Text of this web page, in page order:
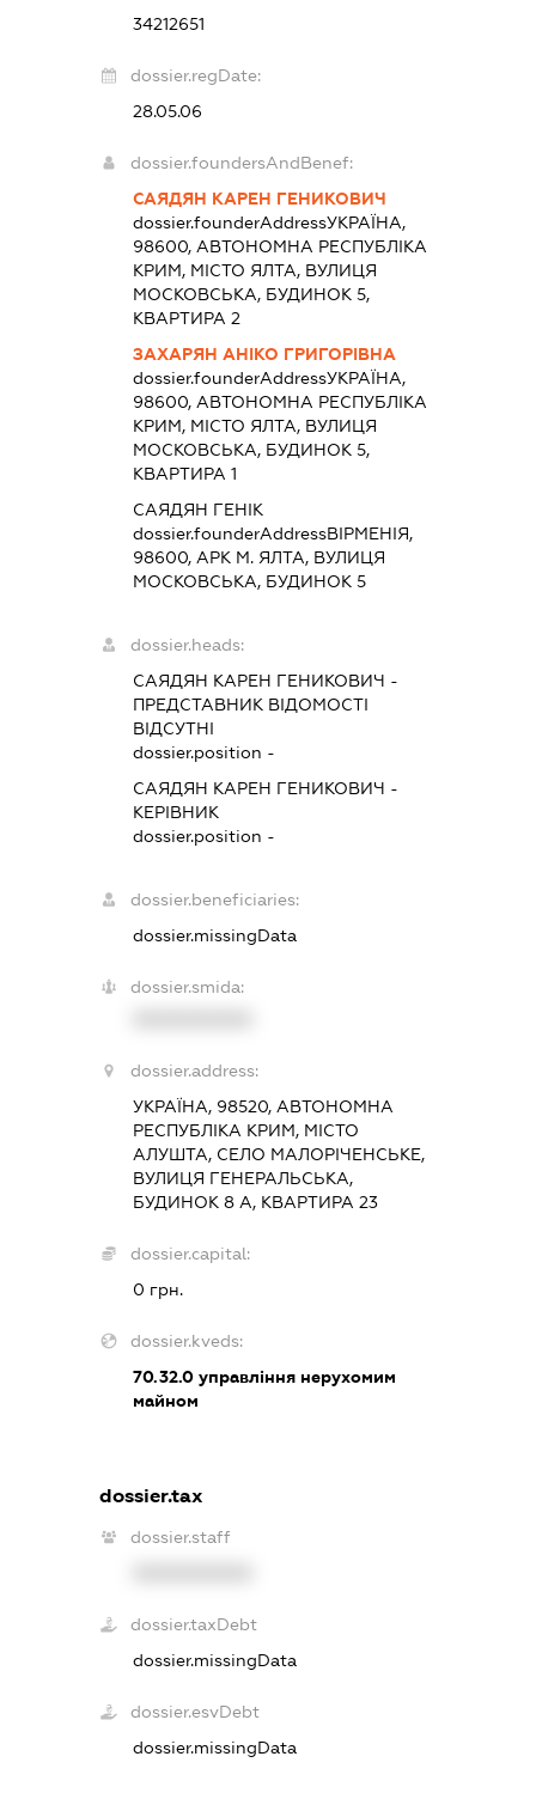
34212651
dossier.regDate:
28.05.06
dossier.foundersAndBenef:
САЯДЯН КАРЕН ГЕНИКОВИЧ
dossier.founderAddressУКРАЇНА,
98600, АВТОНОМНА РЕСПУБЛІКА
КРИМ, МІСТО ЯЛТА, ВУЛИЦЯ
МОСКОВСЬКА, БУДИНОК 5,
КВАРТИРА 2
ЗАХАРЯН АНІКО ГРИГОРІВНА
dossier.founderAddressУКРАЇНА,
98600, АВТОНОМНА РЕСПУБЛІКА
КРИМ, МІСТО ЯЛТА, ВУЛИЦЯ
МОСКОВСЬКА, БУДИНОК 5,
КВАРТИРА 1
САЯДЯН ГЕНІК
dossier.founderAddressВІРМЕНІЯ,
98600, АРК М. ЯЛТА, ВУЛИЦЯ
МОСКОВСЬКА, БУДИНОК 5
dossier.heads:
САЯДЯН КАРЕН ГЕНИКОВИЧ -
ПРЕДСТАВНИК ВІДОМОСТІ
ВІДСУТНІ
dossier.position -
САЯДЯН КАРЕН ГЕНИКОВИЧ -
КЕРІВНИК
dossier.position -
dossier.beneficiaries:
dossier.missingData
dossier.smida:
dossier.address:
УКРАЇНА, 98520, АВТОНОМНА
РЕСПУБЛІКА КРИМ, МІСТО
АЛУШТА, СЕЛО МАЛОРІЧЕНСЬКЕ,
ВУЛИЦЯ ГЕНЕРАЛЬСЬКА,
БУДИНОК 8 А, КВАРТИРА 23
dossier.capital:
0 грн.
dossier.kveds:
70.32.0 управління нерухомим
майном
dossier.tax
dossier.staff
dossier.taxDebt
dossier.missingData
dossier.esvDebt
dossier.missingData